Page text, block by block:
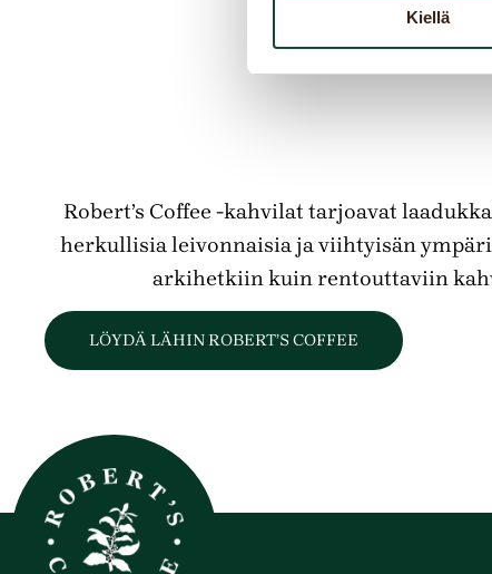
Kiellä
Robert’s Coffee -kahvilat tarjoavat
herkullisia leivonnaisia ja viihtyisän
arkihetkiin kuin rentouttaviin
LÖYDÄ LÄHIN ROBERT’S COFFEE